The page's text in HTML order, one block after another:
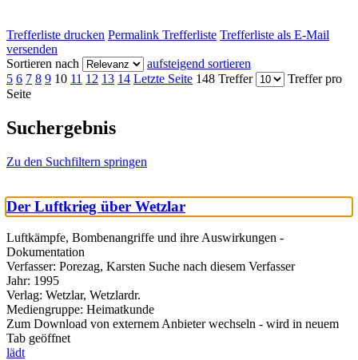
Trefferliste drucken Permalink Trefferliste Trefferliste als E-Mail
versenden
Sortieren nach
aufsteigend sortieren
5 6 7 8 9 10 11 12 13 14 Letzte Seite 148 Treffer
Treffer pro
Seite
Suchergebnis
Zu den Suchfiltern springen
Der Luftkrieg über Wetzlar
Luftkämpfe, Bombenangriffe und ihre Auswirkungen -
Dokumentation
Verfasser: Porezag, Karsten Suche nach diesem Verfasser
Jahr: 1995
Verlag: Wetzlar, Wetzlardr.
Mediengruppe: Heimatkunde
Zum Download von externem Anbieter wechseln - wird in neuem
Tab geöffnet
lädt